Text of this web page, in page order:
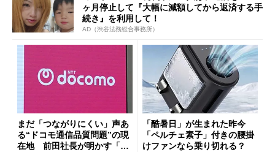
ヶ月停止して『大幅に減額してから返済する手
続き』を利用して！
AD（渋谷法務総合事務所）
まだ「つながりにくい」声あ
る“ドコモ通信品質問題”の現
在地 前田社長が明かす「道
「酷暑日」が生まれた昨今
「ペルチェ素子」付きの腰掛
けファンなら乗り切れる？